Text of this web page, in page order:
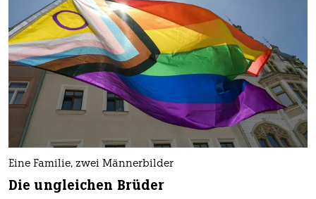
Eine Familie, zwei Männerbilder
Die ungleichen Brüder